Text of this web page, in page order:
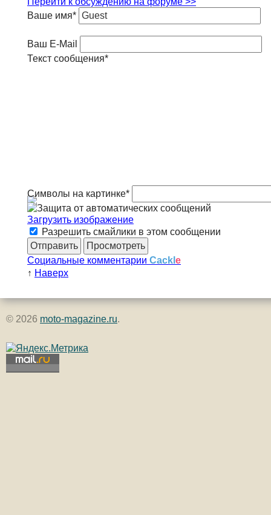
Ваше имя*
Ваш E-Mail
Текст сообщения*
Символы на картинке*
Загрузить изображение
Разрешить смайлики в этом сообщении
Социальные комментарии Cackl e
↑ Наверх
© 2026 moto-magazine.ru.